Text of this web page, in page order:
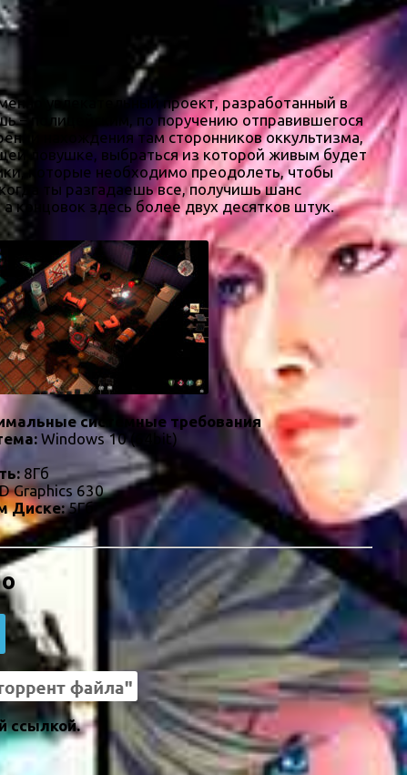
увлекательный проект, разработанный в
– полицейским, по поручению отправившегося
нахождения там сторонников оккультизма,
ловушке, выбраться из которой живым будет
которые необходимо преодолеть, чтобы
ты разгадаешь все, получишь шанс
концовок здесь более двух десятков штук.
системные требования
Windows 10 (64bit)
8Гб
Graphics 630
Диске:5Гб
ссылкой.